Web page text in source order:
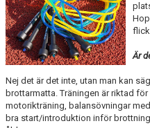
HISTORIK
TRÄNINGSAVGIFTER
FYS - TRÄNA DITT LAG
BESTÄLL LBK KLÄDER
Är
Nej det är det inte, utan man kan
brottarmatta. Träningen är riktad
motorikträning, balansövningar
bra start/introduktion inför